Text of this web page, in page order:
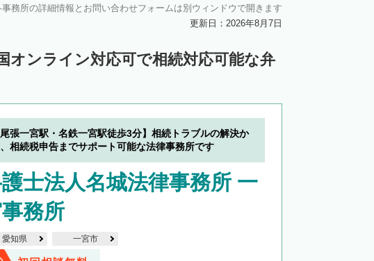
事務所の詳細情報とお問い合わせフォームは別ウィンドウで開きます
更新日：2026年8月7日
オンライン対応可で相続対応可能な弁
尾張一宮駅・名鉄一宮駅徒歩3分】相続トラブルの解決か
相続税申告までサポート可能な法律事務所です
士法人名城法律事務所 一
務所
愛知県 一宮市